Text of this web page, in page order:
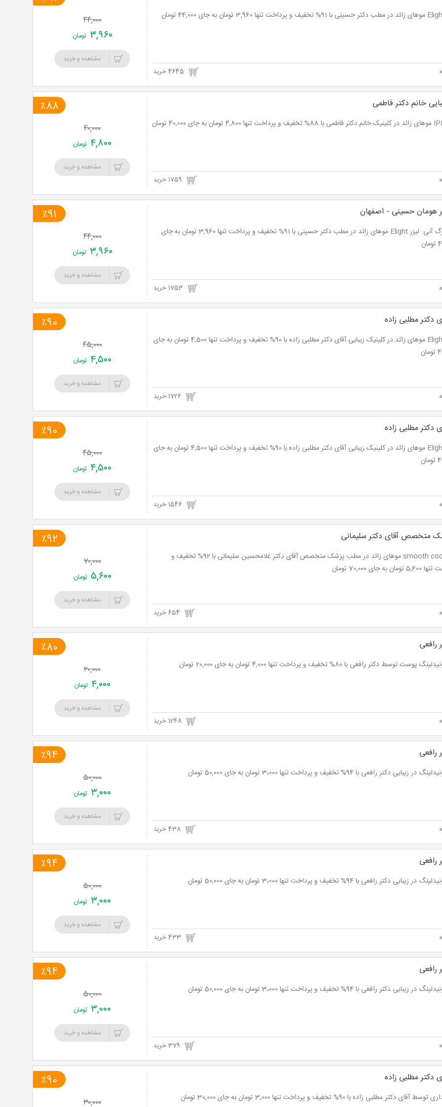
۴۴,۰۰۰
۳,۹۶۰ تومان
مشاهده و خرید
خانم دکتر فاطمی ٪88
۴۰,۰۰۰
۴,۸۰۰ تومان
مشاهده و خرید
هومان حسینی - اصفهان
نت برگ آنی: لیزر Elight موهای زائد در مطب دکتر حسینی با 91% تخفیف و پرداخت تنها 3,960 تومان به جای
٪91
۴۴,۰۰۰
۳,۹۶۰ تومان
مشاهده و خرید
دکتر مطلبی زاده
لیزر Elight موهای زائد در کلینیک زیبایی آقای دکتر مطلبی زاده با 90% تخفیف و پرداخت تنها 4,500 تومان به جای
1726 خرید
٪90
۴۵,۰۰۰
۴,۵۰۰ تومان
مشاهده و خرید
دکتر مطلبی زاده
لیزر Elight موهای زائد در کلینیک زیبایی آقای دکتر مطلبی زاده با 90% تخفیف و پرداخت تنها 4,500 تومان به جای
1546 خرید
٪90
۴۵,۰۰۰
۴,۵۰۰ تومان
مشاهده و خرید
متخصص آقای دکتر سلیمانی
لیزر smooth cool موهای زائد در مطب پزشک متخصص آقای دکتر غلامحسین سلیمانی با 92% تخفیف و
به جای 70,000 تومان
٪92
۷۰,۰۰۰
۵,۶۰۰ تومان
مشاهده و خرید
پوست توسط دکتر رافعی با 80% تخفیف و پرداخت تنها 4,000 تومان به جای 20,000 تومان
1248 خرید
٪80
۲۰,۰۰۰
۴,۰۰۰ تومان
مشاهده و خرید
زیبایی دکتر رافعی با 94% تخفیف و پرداخت تنها 3،000 تومان به جای 50,000 تومان
438 خرید
٪94
۵۰,۰۰۰
۳,۰۰۰ تومان
مشاهده و خرید
زیبایی دکتر رافعی با 94% تخفیف و پرداخت تنها 3،000 تومان به جای 50,000 تومان
٪94
۵۰,۰۰۰
۳,۰۰۰ تومان
مشاهده و خرید
زیبایی دکتر رافعی با 94% تخفیف و پرداخت تنها 3،000 تومان به جای 50,000 تومان
٪94
۵۰,۰۰۰
۳,۰۰۰ تومان
مشاهده و خرید
دکتر مطلبی زاده
آقای دکتر مطلبی زاده با 90% تخفیف و پرداخت تنها 3,000 تومان به جای 30,000 تومان
٪90
۳۰,۰۰۰